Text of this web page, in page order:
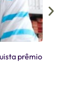
prêmio